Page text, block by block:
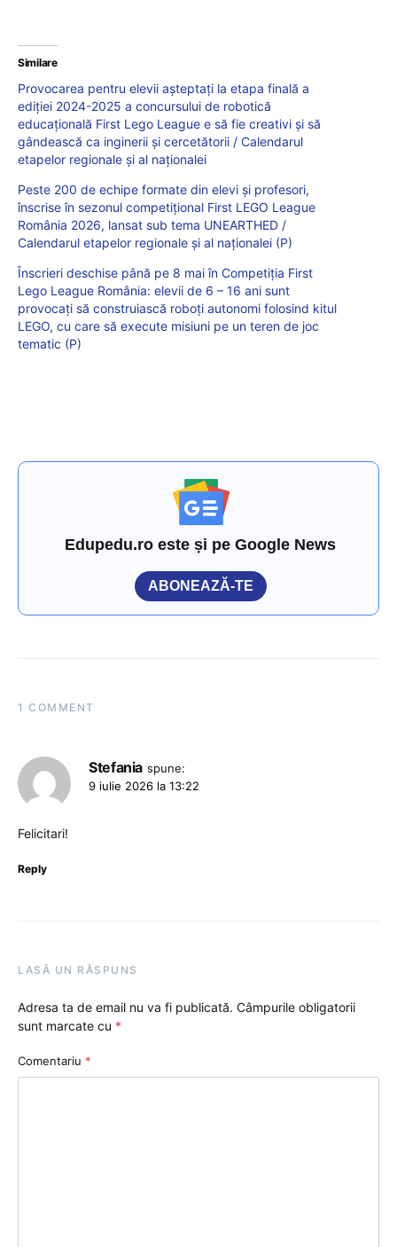
Similare
Provocarea pentru elevii așteptați la etapa finală a
ediției 2024-2025 a concursului de robotică
educațională First Lego League e să fie creativi și să
gândească ca inginerii și cercetătorii / Calendarul
etapelor regionale și al naționalei
Peste 200 de echipe formate din elevi și profesori,
înscrise în sezonul competițional First LEGO League
România 2026, lansat sub tema UNEARTHED /
Calendarul etapelor regionale și al naționalei (P)
Înscrieri deschise până pe 8 mai în Competiția First
Lego League România: elevii de 6 – 16 ani sunt
provocați să construiască roboți autonomi folosind kitul
LEGO, cu care să execute misiuni pe un teren de joc
tematic (P)
Edupedu.ro este și pe Google News
ABONEAZĂ-TE
1 COMMENT
Stefania spune:
9 iulie 2026 la 13:22
Felicitari!
Reply
LASĂ UN RĂSPUNS
Adresa ta de email nu va fi publicată. Câmpurile obligatorii
sunt marcate cu *
Comentariu *